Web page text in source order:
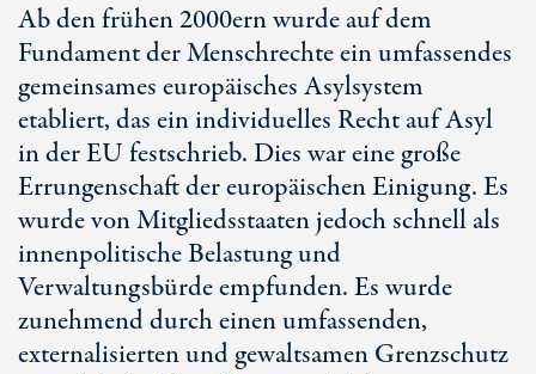
Ab den frühen 2000ern wurde auf dem
Fundament der Menschrechte ein umfassendes
gemeinsames europäisches Asylsystem
etabliert, das ein individuelles Recht auf Asyl
in der EU festschrieb. Dies war eine große
Errungenschaft der europäischen Einigung. Es
wurde von Mitgliedsstaaten jedoch schnell als
innenpolitische Belastung und
Verwaltungsbürde empfunden. Es wurde
zunehmend durch einen umfassenden,
externalisierten und gewaltsamen Grenzschutz